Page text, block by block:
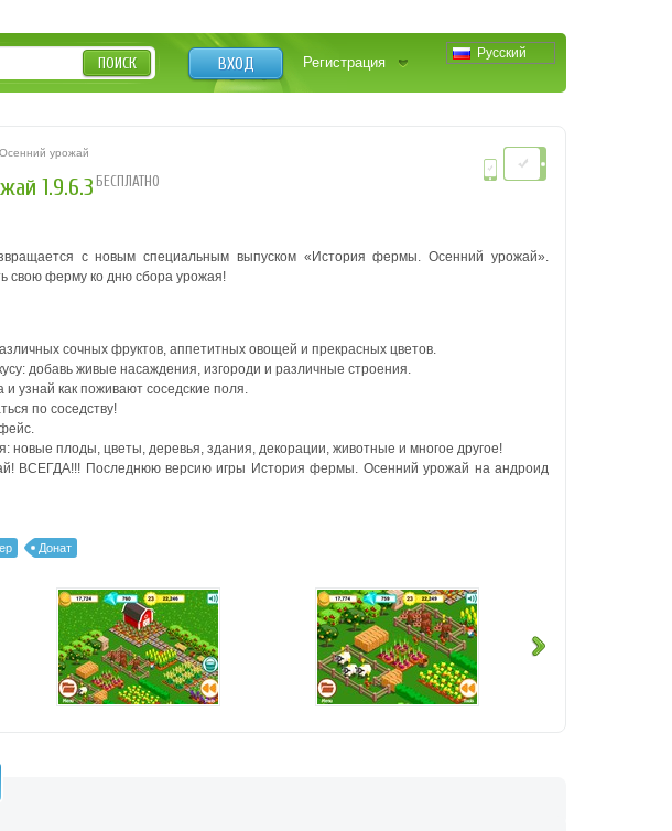
Русский
ВХОД Регистрация
ПОИСК
урожай
1.9.6.3 БЕСПЛАТНО
с новым специальным выпуском «История фермы. Осенний урожай».
свою ферму ко дню сбора урожая!
сочных фруктов, аппетитных овощей и прекрасных цветов.
добавь живые насаждения, изгороди и различные строения.
узнай как поживают соседские поля.
по соседству!
плоды, цветы, деревья, здания, декорации, животные и многое другое!
ВСЕГДА!!! Последнюю версию игры История фермы. Осенний урожай на андроид
Донат